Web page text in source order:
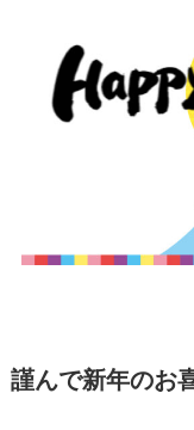
謹んで新年のお